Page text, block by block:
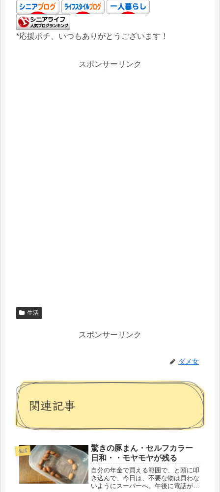
*応援ポチ、いつもありがとうございます！
スポンサーリンク
生活
スポンサーリンク
ダメ女
関連記事
生活
驚きの豚まん・セルフカラー
日和・・モヤモヤが残る
自分の年金で買える範囲で、と頭に叩
き込んで、今日は、不要な物は買わな
いようにスーパーへ。午後に電話が入